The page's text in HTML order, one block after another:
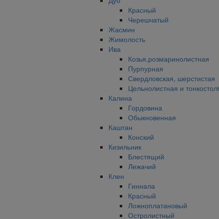
Красный
Черешчатый
Жасмин
Жимолость
Ива
Козья,розмаринолистная
Пурпурная
Свердловская, шерстистая
Цельнолистная и
Калина
Гордовина
Обыкновенная
Каштан
Конский
Кизильник
Блестящий
Лежачий
Клен
Гиннала
Красный
Ложноплатановый
Остролистный